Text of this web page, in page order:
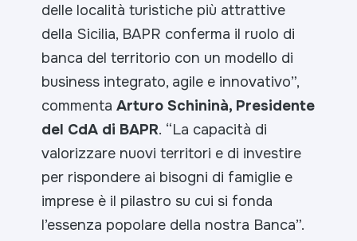
delle località turistiche più attrattive
della Sicilia, BAPR conferma il ruolo di
banca del territorio con un modello di
business integrato, agile e innovativo”,
commentaArturo Schininà, Presidente
del CdA di BAPR. “La capacità di
valorizzare nuovi territori e di investire
per rispondere ai bisogni di famiglie e
imprese è il pilastro su cui si fonda
l’essenza popolare della nostra Banca”.